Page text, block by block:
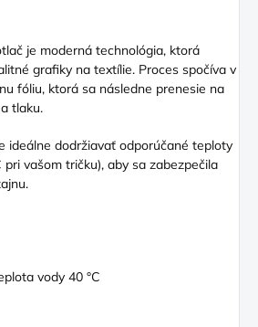
je moderná technológia, ktorá
grafiky na textílie. Proces spočíva v
fóliu, ktorá sa následne prenesie na
tlaku.
ideálne dodržiavať odporúčané teploty
pri vašom tričku), aby sa zabezpečila
vody 40 °C